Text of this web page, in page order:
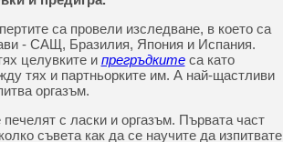
са провели изследване, в което са
- САЩ, Бразилия, Япония и Испания.
целувките и прегръдкитеса като
тях и партньорките им. А най-щастливи
оргазъм.
с ласки и оргазъм. Първата част
съвета как да се научите да изпитвате